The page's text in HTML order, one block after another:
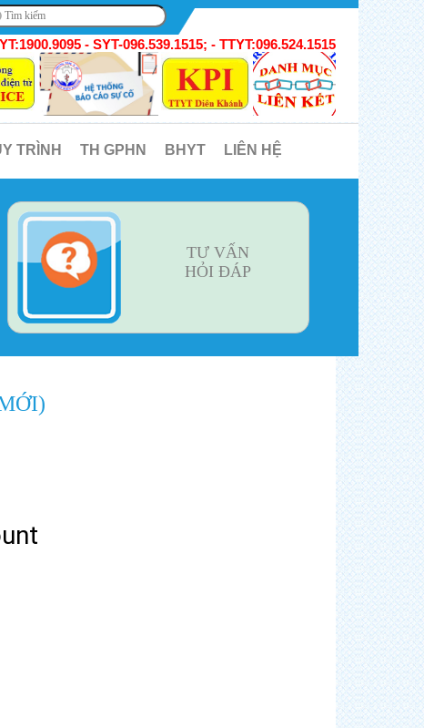
- SYT-096.539.1515; - TTYT:096.524.1515
TRÌNH TH GPHN BHYT LIÊN HỆ
TƯ VẤN
HỎI ĐÁP